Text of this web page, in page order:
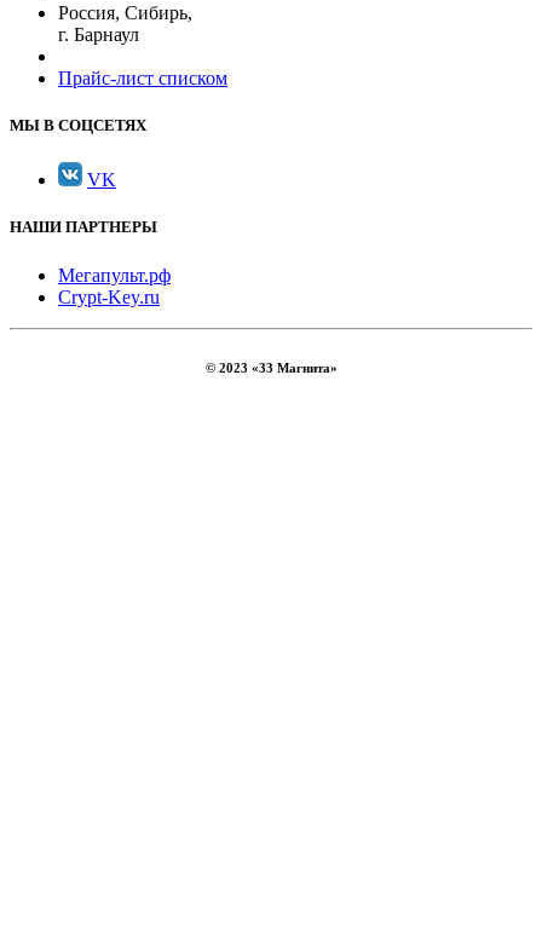
Россия, Сибирь,
г. Барнаул
Прайс-лист списком
МЫ В СОЦСЕТЯХ
VK
НАШИ ПАРТНЕРЫ
Мегапульт.рф
Crypt-Key.ru
© 2023 «33 Магнита»